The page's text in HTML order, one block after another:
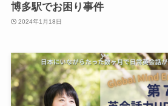
博多駅でお困り事件
2024年1月18日